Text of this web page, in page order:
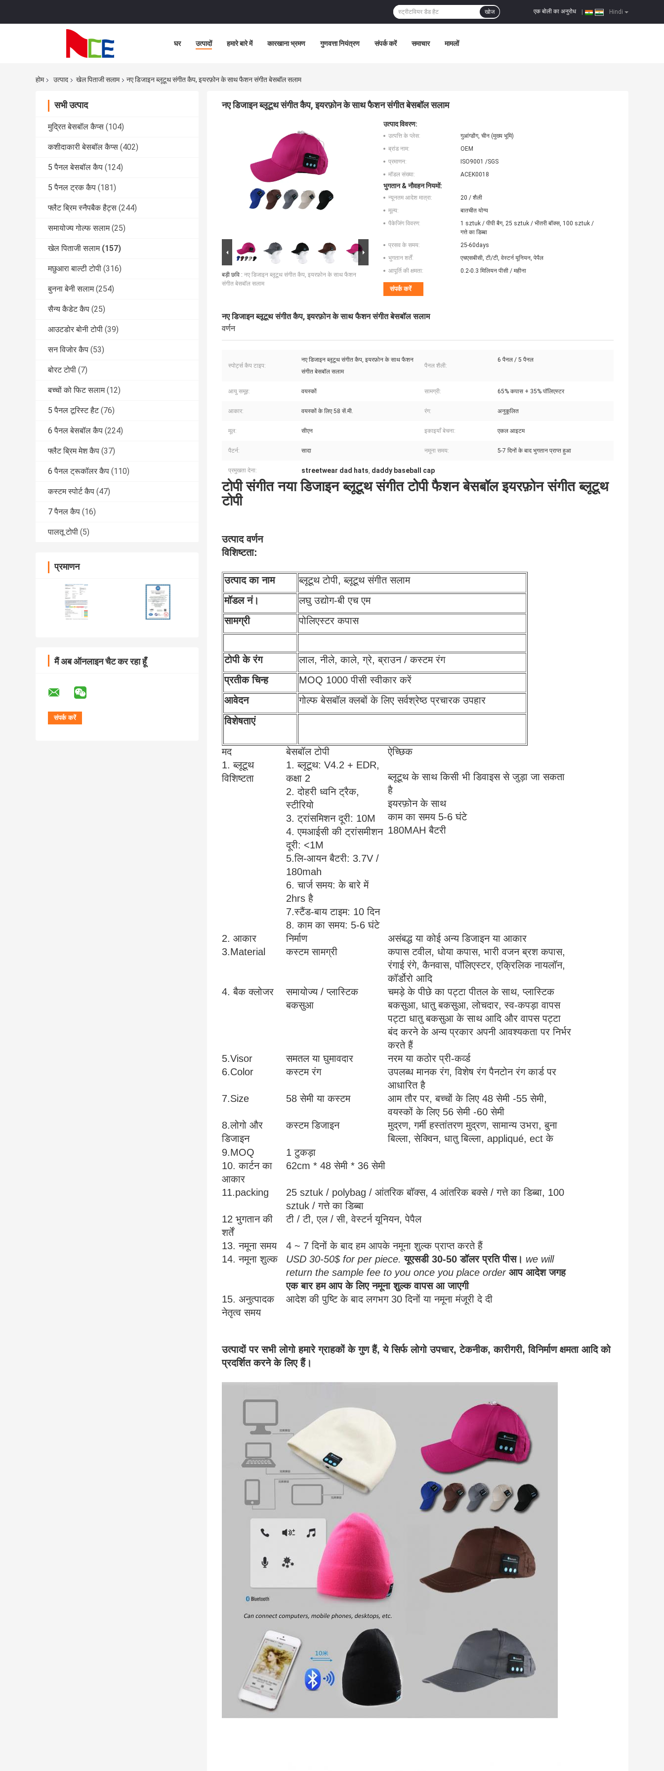
Hindi
एक बोली का अनुरोध
खोज
घर उत्पादों हमारे बारे में कारखाना भ्रमण गुणवत्ता नियंत्रण संपर्क करें समाचार मामलों
होम उत्पाद खेल पिताजी सलाम नए डिजाइन ब्लूटूथ संगीत कैप, इयरफ़ोन के साथ फैशन संगीत बेसबॉल सलाम
सभी उत्पाद
मुद्रित बेसबॉल कैप्स (104)
कशीदाकारी बेसबॉल कैप्स (402)
5 पैनल बेसबॉल कैप (124)
5 पैनल ट्रक कैप (181)
फ्लैट ब्रिम स्नैपबैक हैट्स (244)
समायोज्य गोल्फ सलाम (25)
खेल पिताजी सलाम (157)
मछुआरा बाल्टी टोपी (316)
बुनना बेनी सलाम (254)
सैन्य कैडेट कैप (25)
आउटडोर बोनी टोपी (39)
सन विजोर कैप (53)
बोरट टोपी (7)
बच्चों को फिट सलाम (12)
5 पैनल टूरिस्ट हैट (76)
6 पैनल बेसबॉल कैप (224)
फ्लैट ब्रिम मेश कैप (37)
6 पैनल ट्रूकॉलर कैप (110)
कस्टम स्पोर्ट कैप (47)
7 पैनल कैप (16)
पालतू टोपी (5)
प्रमाणन
मैं अब ऑनलाइन चैट कर रहा हूँ
नए डिजाइन ब्लूटूथ संगीत कैप, इयरफ़ोन के साथ फैशन संगीत बेसबॉल सलाम
बड़ी छवि : नए डिजाइन ब्लूटूथ संगीत कैप, इयरफ़ोन के साथ फैशन
संगीत बेसबॉल सलाम
उत्पाद विवरण:
उत्पत्ति के प्लेस:
गुआंग्डोंग, चीन (मुख्य भूमि)
ब्रांड नाम:
OEM
प्रमाणन:
ISO9001 /SGS
मॉडल संख्या:
ACEK0018
भुगतान & नौवहन नियमों:
न्यूनतम आदेश मात्रा:
20 / शैली
मूल्य:
बातचीत योग्य
पैकेजिंग विवरण:
1 sztuk / पीपी बैग, 25 sztuk / भीतरी बॉक्स, 100 sztuk /
गत्ते का डिब्बा
प्रसव के समय:
25-60days
भुगतान शर्तें:
एचएसबीसी, टी/टी, वेस्टर्न यूनियन, पेपैल
आपूर्ति की क्षमता:
0.2-0.3 मिलियन पीसी / महीना
संपर्क करें
नए डिजाइन ब्लूटूथ संगीत कैप, इयरफ़ोन के साथ फैशन संगीत बेसबॉल सलाम
वर्णन
स्पोर्ट्स कैप टाइप:
नए डिजाइन ब्लूटूथ संगीत कैप, इयरफ़ोन के साथ फैशन
संगीत बेसबॉल सलाम
पैनल शैली:
6 पैनल / 5 पैनल
आयु समूह: वयस्कों सामग्री: 65% कपास + 35% पॉलिएस्टर
आकार: वयस्कों के लिए 58 सें.मी. रंग: अनुकूलित
मूल: सीएन इकाइयाँ बेचना: एकल आइटम
पैटर्न: सादा नमूना समय: 5-7 दिनों के बाद भुगतान प्राप्त हुआ
प्रमुखता देना: streetwear dad hats, daddy baseball cap
टोपी संगीत नया डिजाइन ब्लूटूथ संगीत टोपी फैशन बेसबॉल इयरफ़ोन संगीत ब्लूटूथ
टोपी
उत्पाद वर्णन
विशिष्टता:
उत्पाद का नाम
ब्लूटूथ टोपी, ब्लूटूथ संगीत सलाम
मॉडल नं।
लघु उद्योग-बी एच एम
सामग्री
पोलिएस्टर कपास
टोपी के रंग
लाल, नीले, काले, ग्रे, ब्राउन / कस्टम रंग
प्रतीक चिन्ह
MOQ 1000 पीसी स्वीकार करें
आवेदन
गोल्फ बेसबॉल क्लबों के लिए सर्वश्रेष्ठ प्रचारक उपहार
विशेषताएं
मद बेसबॉल टोपी
ऐच्छिक
1. ब्लूटूथ
विशिष्टता
1. ब्लूटूथ: V4.2 + EDR,
कक्षा 2
2. दोहरी ध्वनि ट्रैक,
स्टीरियो
3. ट्रांसमिशन दूरी: 10M
4. एमआईसी की ट्रांसमीशन
दूरी: <1M
5.लि-आयन बैटरी: 3.7V /
180mah
6. चार्ज समय: के बारे में
2hrs है
7.स्टैंड-बाय टाइम: 10 दिन
8. काम का समय: 5-6 घंटे
ब्लूटूथ के साथ किसी भी डिवाइस से जुड़ा जा सकता
है
इयरफ़ोन के साथ
काम का समय 5-6 घंटे
180MAH बैटरी
2. आकार निर्माण
असंबद्ध या कोई अन्य डिजाइन या आकार
3.Material
कस्टम सामग्री
कपास टवील, धोया कपास, भारी वजन ब्रश कपास,
रंगाई रंगे, कैनवास, पॉलिएस्टर, एक्रिलिक नायलॉन,
कॉर्डोरो आदि
4. बैक क्लोजर
समायोज्य / प्लास्टिक
बकसुआ
चमड़े के पीछे का पट्टा पीतल के साथ, प्लास्टिक
बकसुआ, धातु बकसुआ, लोचदार, स्व-कपड़ा वापस
पट्टा धातु बकसुआ के साथ आदि और वापस पट्टा
बंद करने के अन्य प्रकार अपनी आवश्यकता पर निर्भर
करते हैं
5.Visor
समतल या घुमावदार
नरम या कठोर प्री-कर्व्ड
6.Color
कस्टम रंग
उपलब्ध मानक रंग, विशेष रंग पैनटोन रंग कार्ड पर
आधारित है
7.Size
58 सेमी या कस्टम
आम तौर पर, बच्चों के लिए 48 सेमी -55 सेमी,
वयस्कों के लिए 56 सेमी -60 सेमी
8.लोगो और
डिजाइन
कस्टम डिजाइन
मुद्रण, गर्मी हस्तांतरण मुद्रण, सामान्य उभरा, बुना
बिल्ला, सेक्विन, धातु बिल्ला, appliqué, ect के
9.MOQ
1 टुकड़ा
10. कार्टन का
आकार
62cm * 48 सेमी * 36 सेमी
11.packing
25 sztuk / polybag / आंतरिक बॉक्स, 4 आंतरिक बक्से / गत्ते का डिब्बा, 100
sztuk / गत्ते का डिब्बा
12 भुगतान की
शर्तें
टी / टी, एल / सी, वेस्टर्न यूनियन, पेपैल
13. नमूना समय
4 ~ 7 दिनों के बाद हम आपके नमूना शुल्क प्राप्त करते हैं
14. नमूना शुल्क
USD 30-50$ for per piece. यूएसडी 30-50 डॉलर प्रति पीस। we will
return the sample fee to you once you place order आप आदेश जगह
एक बार हम आप के लिए नमूना शुल्क वापस आ जाएगी
15. अनुत्पादक
नेतृत्व समय
आदेश की पुष्टि के बाद लगभग 30 दिनों या नमूना मंजूरी दे दी
उत्पादों पर सभी लोगो हमारे ग्राहकों के गुण हैं, ये सिर्फ लोगो उपचार, टेकनीक, कारीगरी, विनिर्माण क्षमता आदि को
प्रदर्शित करने के लिए हैं।